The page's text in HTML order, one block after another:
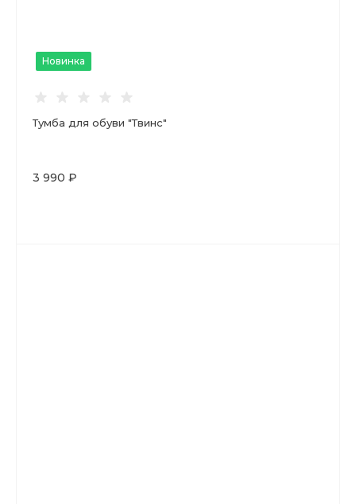
Новинка
Тумба для обуви "Твинс"
3 990 ₽